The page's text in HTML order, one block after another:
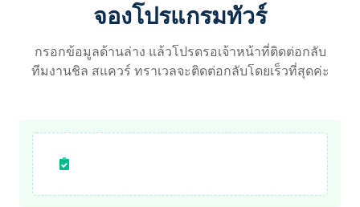
จองโปรแกรมทัวร์
กรอกข้อมูลด้านล่าง แล้วโปรดรอเจ้าหน้าที่ติดต่อกลับ
ทีมงานชิล สแควร์ ทราเวลจะติดต่อกลับโดยเร็วที่สุดค่ะ